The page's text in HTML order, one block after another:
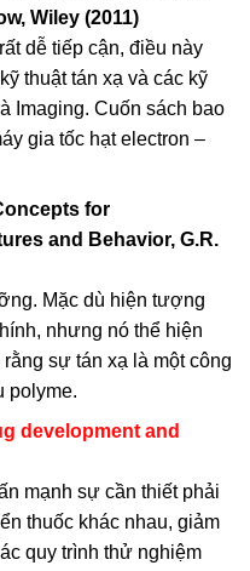
Wiley (2011)
dễ tiếp cận, điều này
thuật tán xạ và các kỹ
Imaging. Cuốn sách bao
gia tốc hạt electron –
for
and Behavior, G.R.
Mặc dù hiện tượng
nhưng nó thể hiện
sự tán xạ là một công
polyme.
development and
mạnh sự cần thiết phải
thuốc khác nhau, giảm
quy trình thử nghiệm